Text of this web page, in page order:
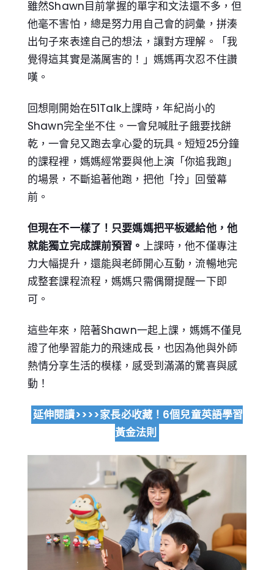
雖然Shawn目前掌握的單字和文法還不多，但
他毫不害怕，總是努力用自己會的詞彙，拼湊
出句子來表達自己的想法，讓對方理解。「我
覺得這其實是滿厲害的！」媽媽再次忍不住讚
嘆。
回想剛開始在51Talk上課時，年紀尚小的
Shawn完全坐不住。一會兒喊肚子餓要找餅
乾，一會兒又跑去拿心愛的玩具。短短25分鐘
的課程裡，媽媽經常要與他上演「你追我跑」
的場景，不斷追著他跑，把他「拎」回螢幕
前。
但現在不一樣了！只要媽媽把平板遞給他，他
就能獨立完成課前預習。 上課時，他不僅專注
力大幅提升，還能與老師開心互動，流暢地完
成整套課程流程，媽媽只需偶爾提醒一下即
可。
這些年來，陪著Shawn一起上課，媽媽不僅見
證了他學習能力的飛速成長，也因為他與外師
熱情分享生活的模樣，感受到滿滿的驚喜與感
動！
延伸閱讀>>>>家長必收藏！6個兒童英語學習
黃金法則